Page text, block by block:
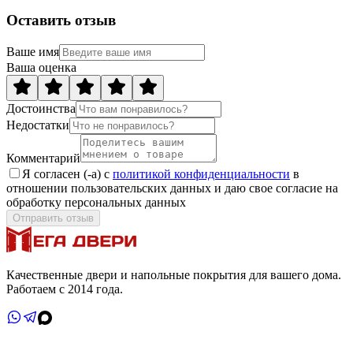
Оставить отзыв
Ваше имя
Ваша оценка
Достоинства
Недостатки
Комментарий
Я согласен (-а) с политикой конфиденциальности в
отношении пользовательских данных и даю свое согласие на
обработку персональных данных
Отправить отзыв
Качественные двери и напольные покрытия для вашего дома.
Работаем с 2014 года.